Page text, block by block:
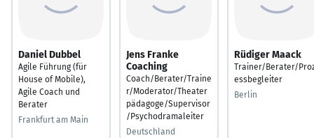
Daniel Dubbel
Agile Führung (für
House of Mobile),
Agile Coach und
Berater
Frankfurt am Main
Jens Franke
Coaching
Coach/Berater/Traine
r/Moderator/Theater
pädagoge/Supervisor
/Psychodramaleiter
Deutschland
Rüdiger Maack
Trainer/Berater/
essbegleiter
Berlin